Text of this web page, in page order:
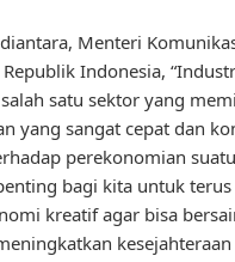
Menteri
Indonesia,
satu sektor yang
yang sangat cepat dan
perekonomian
bagi kita untuk
kreatif agar bisa
kesejahteraan